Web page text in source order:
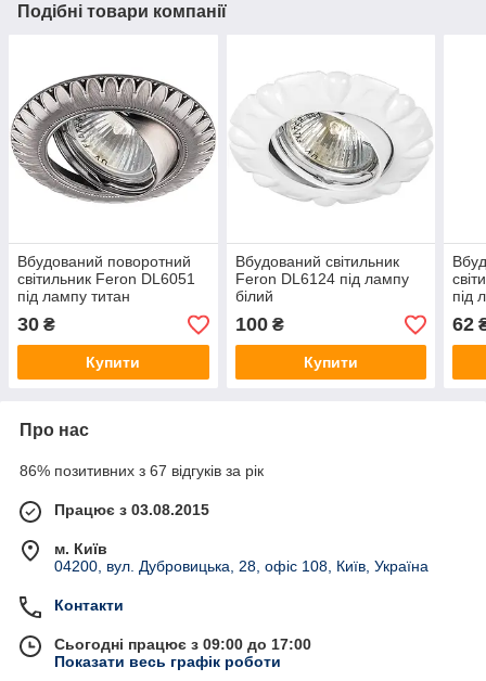
Подібні товари компанії
Вбудований поворотний
світильник Feron DL6051
під лампу титан
30 ₴
Купити
Вбудований світильник
Feron DL6124 під лампу
білий
100₴
Купити
під
62
Про нас
86% позитивних з 67 відгуків за рік
Працює з 03.08.2015
м. Київ
04200, вул. Дубровицька, 28, офіс 108, Київ, Україна
Контакти
Сьогодні працює з 09:00 до 17:00
Показати весь графік роботи